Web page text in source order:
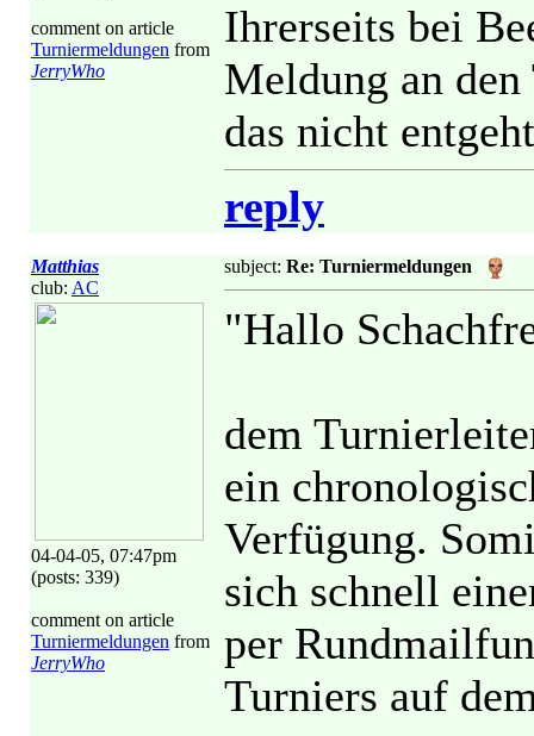
comment on article
Turniermeldungen from
JerryWho
Ihrerseits bei
Meldung an
das nicht
reply
Matthias
club: AC
04-04-05, 07:47pm
(posts: 339)
comment on article
Turniermeldungen from
JerryWho
subject: Re: Turniermeldungen
"Hallo
dem
ein
Verfügung.
sich schnell
per
Turniers auf